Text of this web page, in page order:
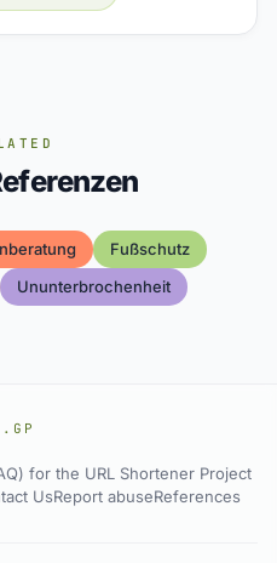
Fußschutz
Ununterbrochenheit
for the URL Shortener Project
UsReport abuseReferences